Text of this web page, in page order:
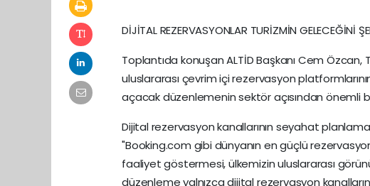
DİJİTAL REZERVASYONLAR TURİZMİN GELECEĞİNİ
Toplantıda konuşan ALTİD Başkanı Cem
uluslararası çevrim içi rezervasyon
açacak düzenlemenin sektör açısından önemli
Dijital rezervasyon kanallarının seyahat
"Booking.com gibi dünyanın en güçlü
faaliyet göstermesi, ülkemizin uluslararası
düzenleme yalnızca dijital rezervasyon